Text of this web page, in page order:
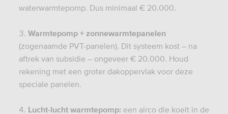
waterwarmtepomp. Dus minimaal € 20.000.
Warmtepomp + zonnewarmtepanelen
(zogenaamde PVT-panelen). Dit systeem kost – na
aftrek van subsidie – ongeveer € 20.000. Houd
rekening met een groter dakoppervlak voor deze
speciale panelen.
Lucht-lucht warmtepomp: een airco die koelt in de